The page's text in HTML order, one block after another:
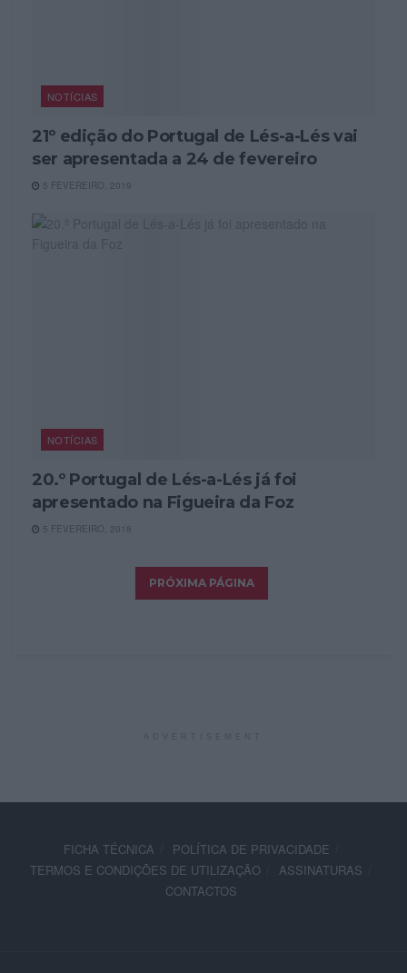
NOTÍCIAS
21º edição do Portugal de Lés-a-Lés vai
ser apresentada a 24 de fevereiro
5 FEVEREIRO, 2019
NOTÍCIAS
20.º Portugal de Lés-a-Lés já foi
apresentado na Figueira da Foz
5 FEVEREIRO, 2018
FICHA TÉCNICA
POLÍTICA DE PRIVACIDADE
TERMOS E CONDIÇÕES DE UTILIZAÇÃO
ASSINATURAS
CONTACTOS